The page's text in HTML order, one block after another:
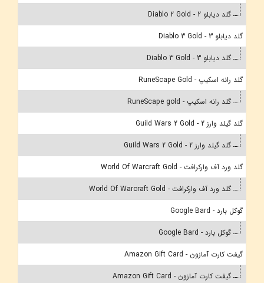
گلد دیابلو 2 - Diablo 2 Gold
گلد دیابلو 3 - Diablo 3 Gold
گلد دیابلو 3 - Diablo 3 Gold
گلد رانه اسکیپ - RuneScape Gold
گلد رانه اسکیپ - RuneScape gold
گلد گیلد وارز 2 - Guild Wars 2 Gold
گلد گیلد وارز 2 - Guild Wars 2 Gold
گلد ورد آف وارکرافت - World Of Warcraft Gold
گلد ورد آف وارکرافت - World Of Warcraft Gold
گوکل بارد - Google Bard
گوکل بارد - Google Bard
گیفت کارت آمازون - Amazon Gift Card
گیفت کارت آمازون - Amazon Gift Card